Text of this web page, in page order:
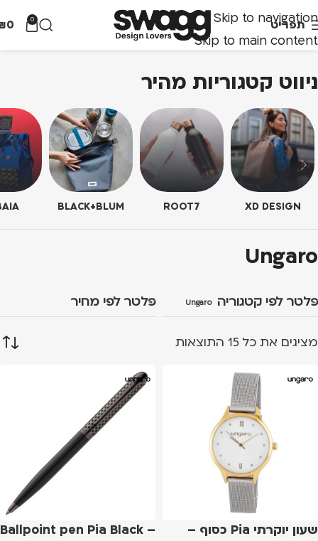
Skip to navigation
Skip to main content
תפריט 0
0
ניווט קטגוריות מהיר
XD DESIGN
ROOT7
BLACK+BLUM
Ungaro
פלטר לפי קטגוריה Ungaro פלטר לפי מחיר
מציגים את כל ⁦15⁩ התוצאות
שעון יוקרתי Pia כסוף –
Ballpoint pen Pia Black –